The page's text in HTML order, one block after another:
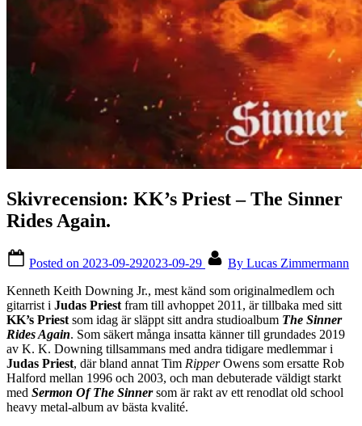
Skivrecension: KK’s Priest – The Sinner
Rides Again.
Posted on 2023-09-292023-09-29 By Lucas Zimmermann
Kenneth Keith Downing Jr., mest känd som originalmedlem och
gitarrist i Judas Priest fram till avhoppet 2011, är tillbaka med sitt
KK’s Priest som idag är släppt sitt andra studioalbum The Sinner
Rides Again. Som säkert många insatta känner till grundades 2019
av K. K. Downing tillsammans med andra tidigare medlemmar i
Judas Priest, där bland annat Tim RipperOwens som ersatte Rob
Halford mellan 1996 och 2003, och man debuterade väldigt starkt
med Sermon Of The Sinnersom är rakt av ett renodlat old school
heavy metal-album av bästa kvalité.